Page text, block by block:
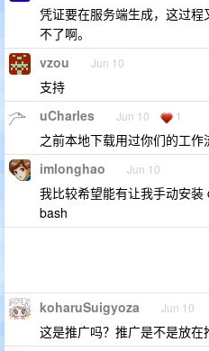
凭证要在服务端生成，这过
不了啊。
vzou Jun 10
支持
uCharles Jun 10 1
之前本地下载用过你们的工作
imlonghao Jun 10
我比较希望能有让我手动安
bash
koharuSuigyoza Jun 10
这是推广吗？推广是不是放在